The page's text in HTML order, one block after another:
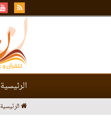
الرئيسية
الرئيسية